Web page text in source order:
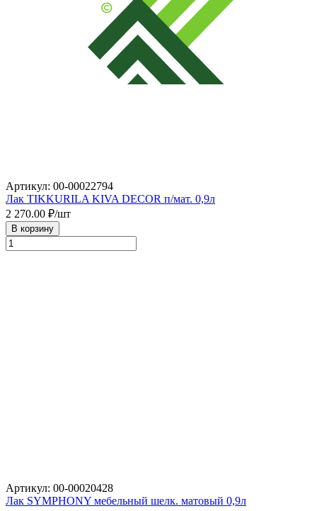
Артикул: 00-00022794
Лак TIKKURILA KIVA DECOR п/мат. 0,9л
2 270.00 ₽/шт
В корзину
Артикул: 00-00020428
Лак SYMPHONY мебельный шелк. матовый 0,9л